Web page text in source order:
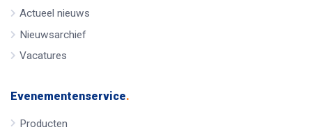
Actueel nieuws
Nieuwsarchief
Vacatures
Evenementenservice.
Producten